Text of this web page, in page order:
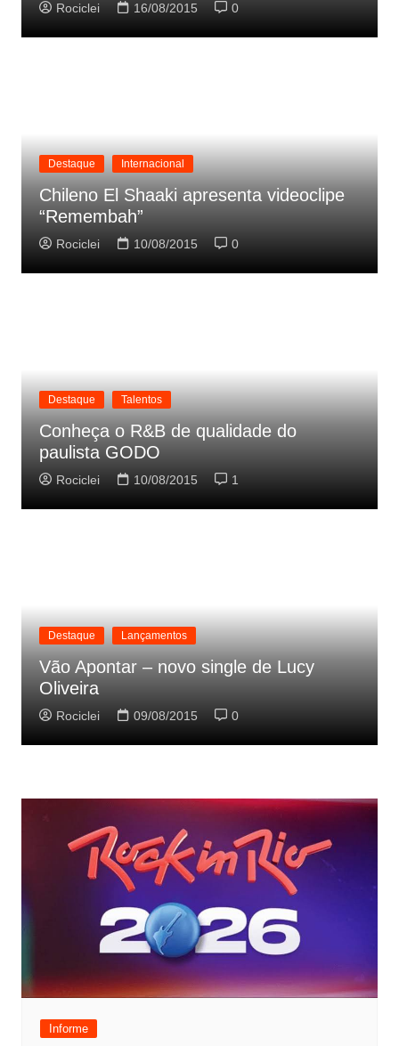
Rociclei 16/08/2015 0
Destaque Internacional
Chileno El Shaaki apresenta videoclipe
“Remembah”
Rociclei 10/08/2015 0
Destaque Talentos
Conheça o R&B de qualidade do
paulista GODO
Rociclei 10/08/2015 1
Destaque Lançamentos
Vão Apontar – novo single de Lucy
Oliveira
Rociclei 09/08/2015 0
Informe